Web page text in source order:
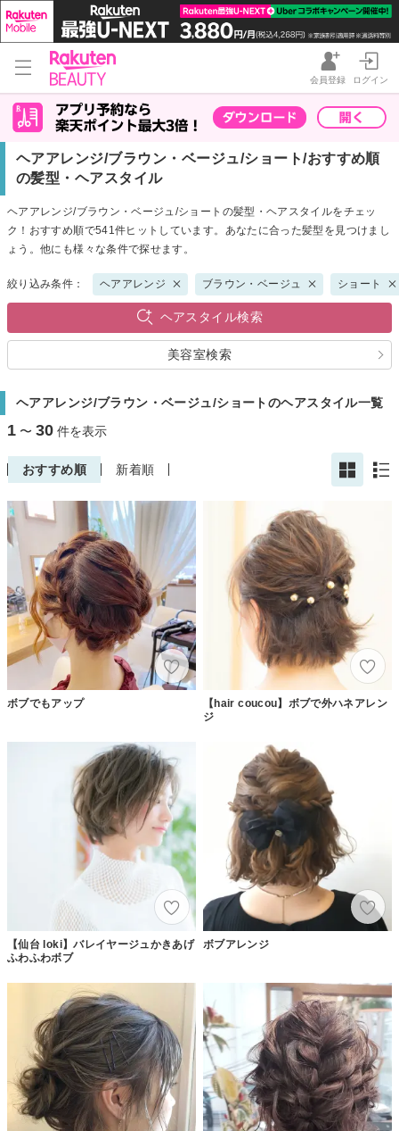
会員登録 ログイン
ヘアアレンジ/ブラウン・ベージュ/ショート/おすすめ順
の髪型・ヘアスタイル
ヘアアレンジ/ブラウン・ベージュ/ショートの髪型・ヘアスタイルをチェッ
ク！おすすめ順で541件ヒットしています。あなたに合った髪型を見つけまし
ょう。他にも様々な条件で探せます。
絞り込み条件： ヘアアレンジ ブラウン・ベージュ ショート
ヘアスタイル検索
美容室検索
ヘアアレンジ/ブラウン・ベージュ/ショートのヘアスタイル一覧
1 〜 30 件を表示
おすすめ順 新着順
ボブでもアップ
【hair coucou】ボブで外ハネアレン
ジ
【仙台 loki】バレイヤージュかきあげ
ふわふわボブ
ボブアレンジ